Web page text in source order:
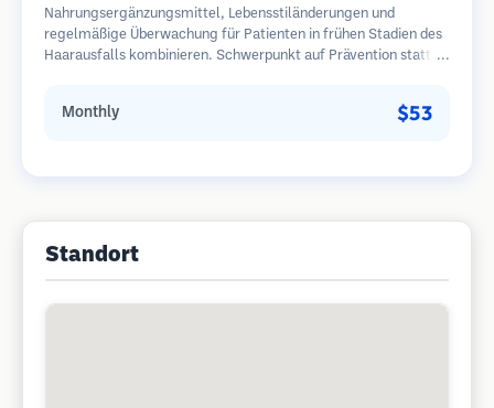
Nahrungsergänzungsmittel, Lebensstiländerungen und
regelmäßige Überwachung für Patienten in frühen Stadien des
Haarausfalls kombinieren. Schwerpunkt auf Prävention statt
Monthly $53
Standort